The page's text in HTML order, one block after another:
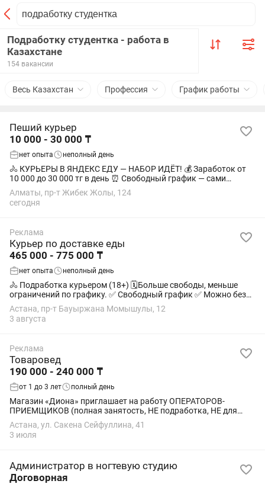
Подработку студентка - работа в
Казахстане
154 вакансии
Весь Казахстан Профессия График работы
Пеший курьер
10 000 - 30 000 ₸
нет опыта неполный день
🚴 КУРЬЕРЫ В ЯНДЕКС ЕДУ — НАБОР ИДЁТ! 💰 Заработок от
10 000 до 30 000 тг в день ⏰ Свободный график — сами
выбираете, когда работать 📍 Можно выбрать удобный район
📦 Работа с доставкой заказов 🎒...
Алматы, пр-т Жибек Жолы, 124
сегодня
Реклама
Курьер по доставке еды
465 000 - 775 000 ₸
нет опыта неполный день
🚴 Подработка курьером (18+) 🗓️Больше свободы, меньше
ограничений по графику. ✅ Свободный график ✅ Можно без
опыта ✅ Пешком, на велосипеде, мотоцикле или автомобиле
✅ Подходит студентам и тем,...
Астана, пр-т Бауыржана Момышулы, 12
3 августа
Реклама
Товаровед
190 000 - 240 000 ₸
от 1 до 3 лет полный день
Магазин «Диона» приглашает на работу ОПЕРАТОРОВ-
ПРИЕМЩИКОВ (полная занятость, НЕ подработка, НЕ для
студентов) 📍Астана Обязанности: Приемка товара
Оформление перемещений Возвраты...
Астана, ул. Сакена Сейфуллина, 41
3 июля
Администратор в ногтевую студию
Договорная